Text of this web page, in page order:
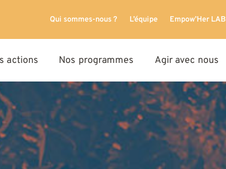
Qui sommes-nous ? L’équipe Empow’Her LAB
actions Nos programmes Agir avec nous